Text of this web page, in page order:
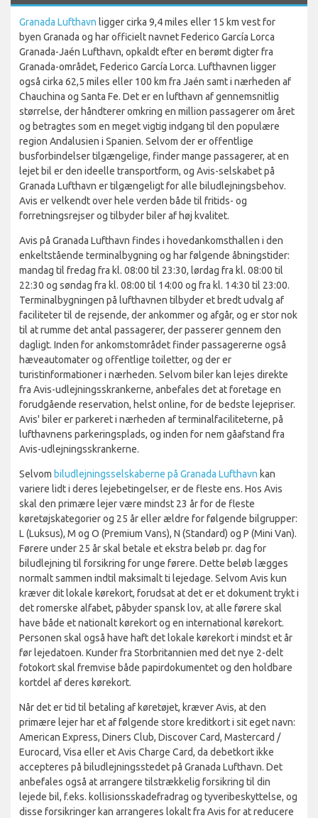
Granada Lufthavn ligger cirka 9,4 miles eller 15 km vest for
byen Granada og har officielt navnet Federico García Lorca
Granada-Jaén Lufthavn, opkaldt efter en berømt digter fra
Granada-området, Federico García Lorca. Lufthavnen ligger
også cirka 62,5 miles eller 100 km fra Jaén samt i nærheden af
Chauchina og Santa Fe. Det er en lufthavn af gennemsnitlig
størrelse, der håndterer omkring en million passagerer om året
og betragtes som en meget vigtig indgang til den populære
region Andalusien i Spanien. Selvom der er offentlige
busforbindelser tilgængelige, finder mange passagerer, at en
lejet bil er den ideelle transportform, og Avis-selskabet på
Granada Lufthavn er tilgængeligt for alle biludlejningsbehov.
Avis er velkendt over hele verden både til fritids- og
forretningsrejser og tilbyder biler af høj kvalitet.
Avis på Granada Lufthavn findes i hovedankomsthallen i den
enkeltstående terminalbygning og har følgende åbningstider:
mandag til fredag ​​fra kl. 08:00 til 23:30, lørdag fra kl. 08:00 til
22:30 og søndag fra kl. 08:00 til 14:00 og fra kl. 14:30 til 23:00.
Terminalbygningen på lufthavnen tilbyder et bredt udvalg af
faciliteter til de rejsende, der ankommer og afgår, og er stor nok
til at rumme det antal passagerer, der passerer gennem den
dagligt. Inden for ankomstområdet finder passagererne også
hæveautomater og offentlige toiletter, og der er
turistinformationer i nærheden. Selvom biler kan lejes direkte
fra Avis-udlejningsskrankerne, anbefales det at foretage en
forudgående reservation, helst online, for de bedste lejepriser.
Avis' biler er parkeret i nærheden af terminalfaciliteterne, på
lufthavnens parkeringsplads, og inden for nem gåafstand fra
Avis-udlejningsskrankerne.
Selvom biludlejningsselskaberne på Granada Lufthavn kan
variere lidt i deres lejebetingelser, er de fleste ens. Hos Avis
skal den primære lejer være mindst 23 år for de fleste
køretøjskategorier og 25 år eller ældre for følgende bilgrupper:
L (Luksus), M og O (Premium Vans), N (Standard) og P (Mini Van).
Førere under 25 år skal betale et ekstra beløb pr. dag for
biludlejning til forsikring for unge førere. Dette beløb lægges
normalt sammen indtil maksimalt ti lejedage. Selvom Avis kun
kræver dit lokale kørekort, forudsat at det er et dokument trykt i
det romerske alfabet, påbyder spansk lov, at alle førere skal
have både et nationalt kørekort og en international kørekort.
Personen skal også have haft det lokale kørekort i mindst et år
før lejedatoen. Kunder fra Storbritannien med det nye 2-delt
fotokort skal fremvise både papirdokumentet og den holdbare
kortdel af deres kørekort.
Når det er tid til betaling af køretøjet, kræver Avis, at den
primære lejer har et af følgende store kreditkort i sit eget navn:
American Express, Diners Club, Discover Card, Mastercard /
Eurocard, Visa eller et Avis Charge Card, da debetkort ikke
accepteres på biludlejningsstedet på Granada Lufthavn. Det
anbefales også at arrangere tilstrækkelig forsikring til din
lejede bil, f.eks. kollisionsskadefradrag og tyveribeskyttelse, og
disse forsikringer kan arrangeres lokalt fra Avis for at reducere